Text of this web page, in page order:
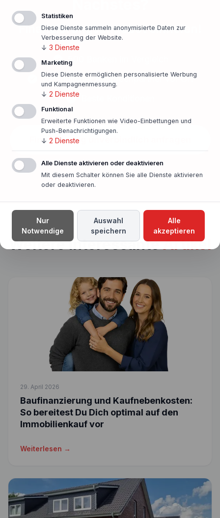
Finanzierungsangebot einholen!
500 Banken im Vergleich
Persönlicher Ansprechpartner vor Ort
Finanzierung unverbindlich anfragen
In nur einer Minute!
Weitere interessanteArtikel
29. April 2026
Baufinanzierung und Kaufnebenkosten:
So bereitest Du Dich optimal auf den
Immobilienkauf vor
Weiterlesen →
Statistiken
Diese Dienste sammeln anonymisierte Daten zur
Verbesserung der Website.
↓ 3 Dienste
Marketing
Diese Dienste ermöglichen personalisierte Werbung
und Kampagnenmessung.
↓ 2 Dienste
Funktional
Erweiterte Funktionen wie Video-Einbettungen und
Push-Benachrichtigungen.
↓ 2 Dienste
Alle Dienste aktivieren oder deaktivieren
Mit diesem Schalter können Sie alle Dienste aktivieren
oder deaktivieren.
Nur
Notwendige
Auswahl
speichern
Alle
akzeptieren